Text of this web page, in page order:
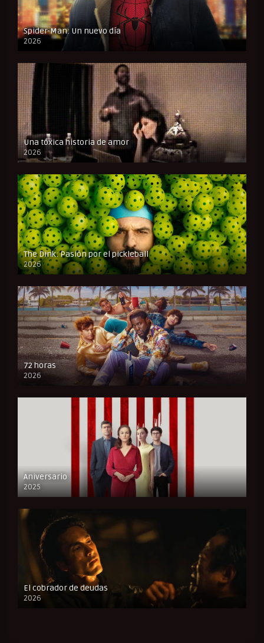
Spider-Man: Un nuevo día
2026
CAM
Una tóxica historia de amor
2026
FULL HD
The Dink: Pasión por el pickleball
2026
FULL HD
72 horas
2026
FULL HD
Aniversario
2025
FULL HD
El cobrador de deudas
2026
FULL HD